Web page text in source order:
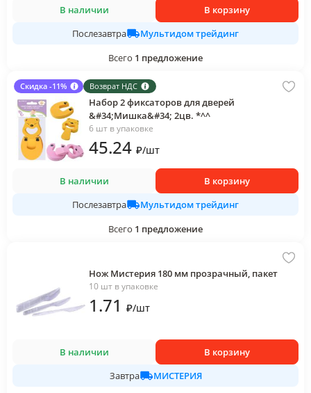
В наличии
В корзину
Послезавтра
Мультидом трейдинг
Всего 1 предложение
Скидка -11% Возврат НДС
Набор 2 фиксаторов для дверей
&#34;Мишка&#34; 2цв. *^^
6 шт в упаковке
45.24 ₽/шт
В наличии
В корзину
Послезавтра
Мультидом трейдинг
Всего 1 предложение
Нож Мистерия 180 мм прозрачный, пакет
10 шт в упаковке
1.71 ₽/шт
В наличии
В корзину
Завтра
МИСТЕРИЯ